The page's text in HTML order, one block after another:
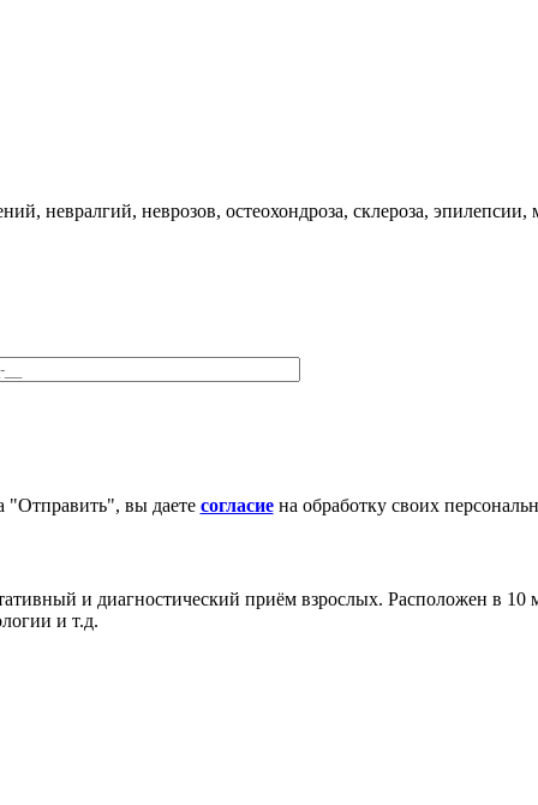
невралгий, неврозов, остеохондроза, склероза,
"Отправить", вы даете согласиена обработку своих
и диагностический приём взрослых. Расположен в
и т.д.